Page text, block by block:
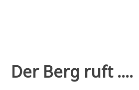
Der Berg ruft ....